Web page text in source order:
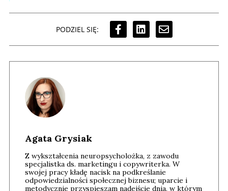
PODZIEL SIĘ:
Agata Grysiak
Z wykształcenia neuropsycholożka, z zawodu
specjalistka ds. marketingu i copywriterka. W
swojej pracy kładę nacisk na podkreślanie
odpowiedzialności społecznej biznesu; uparcie i
metodycznie przyspieszam nadejście dnia, w którym